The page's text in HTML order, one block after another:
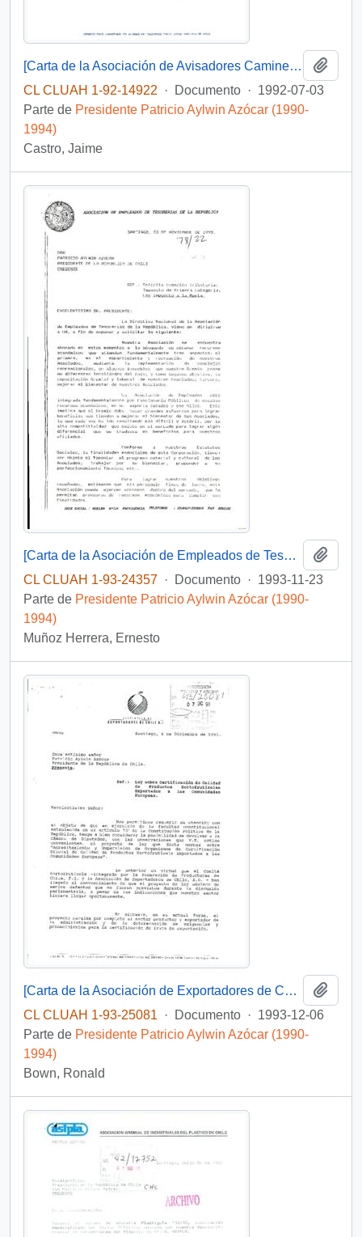
[Carta de la Asociación de Avisadores Camineros dirigido al Presidente Patricio Aylwin]
CL CLUAH 1-92-14922
· Documento · 1992-07-03
Parte de Presidente Patricio Aylwin Azócar (1990-
1994)
Castro, Jaime
[Carta de la Asociación de Empleados de Tesorerías de la República dirigida al Presidente Patricio Aylwin, mediante la cual solicita la exención del impuesto a la renta]
CL CLUAH 1-93-24357 · Documento · 1993-11-23
Parte de Presidente Patricio Aylwin Azócar (1990-
1994)
Muñoz Herrera, Ernesto
[Carta de la Asociación de Exportadores de Chile dirigida al Presidente Patricio Aylwin, mediante la cual se aborda la Ley sobre Certificación de Calidad de Productos Hortofrutícolas Exportados a las Comunidades Europeas]
CL CLUAH 1-93-25081
· Documento · 1993-12-06
Parte de Presidente Patricio Aylwin Azócar (1990-
1994)
Bown, Ronald